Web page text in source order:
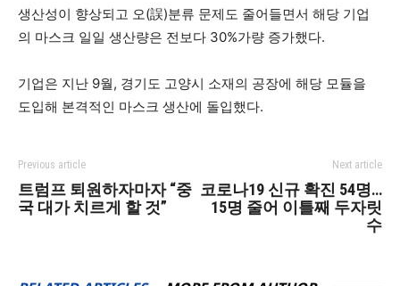
생산성이 향상되고 오(誤)분류 문제도 줄어들면서 해당 기업
의 마스크 일일 생산량은 전보다 30%가량 증가했다.
기업은 지난 9월, 경기도 고양시 소재의 공장에 해당 모듈을
도입해 본격적인 마스크 생산에 돌입했다.
Previous article
트럼프 퇴원하자마자 “중
국 대가 치르게 할 것”
Next article
코로나19 신규 확진 54명…
15명 줄어 이틀째 두자릿
수